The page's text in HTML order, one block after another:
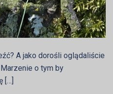
A jako dorośli oglądaliście
o tym by
[…]